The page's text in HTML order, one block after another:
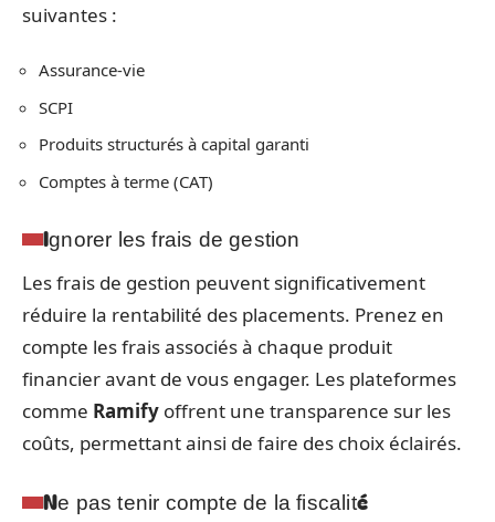
suivantes :
Assurance-vie
SCPI
Produits structurés à capital garanti
Comptes à terme (CAT)
Ignorer les frais de gestion
Les frais de gestion peuvent significativement
réduire la rentabilité des placements. Prenez en
compte les frais associés à chaque produit
financier avant de vous engager. Les plateformes
comme Ramify offrent une transparence sur les
coûts, permettant ainsi de faire des choix éclairés.
Ne pas tenir compte de la fiscalité